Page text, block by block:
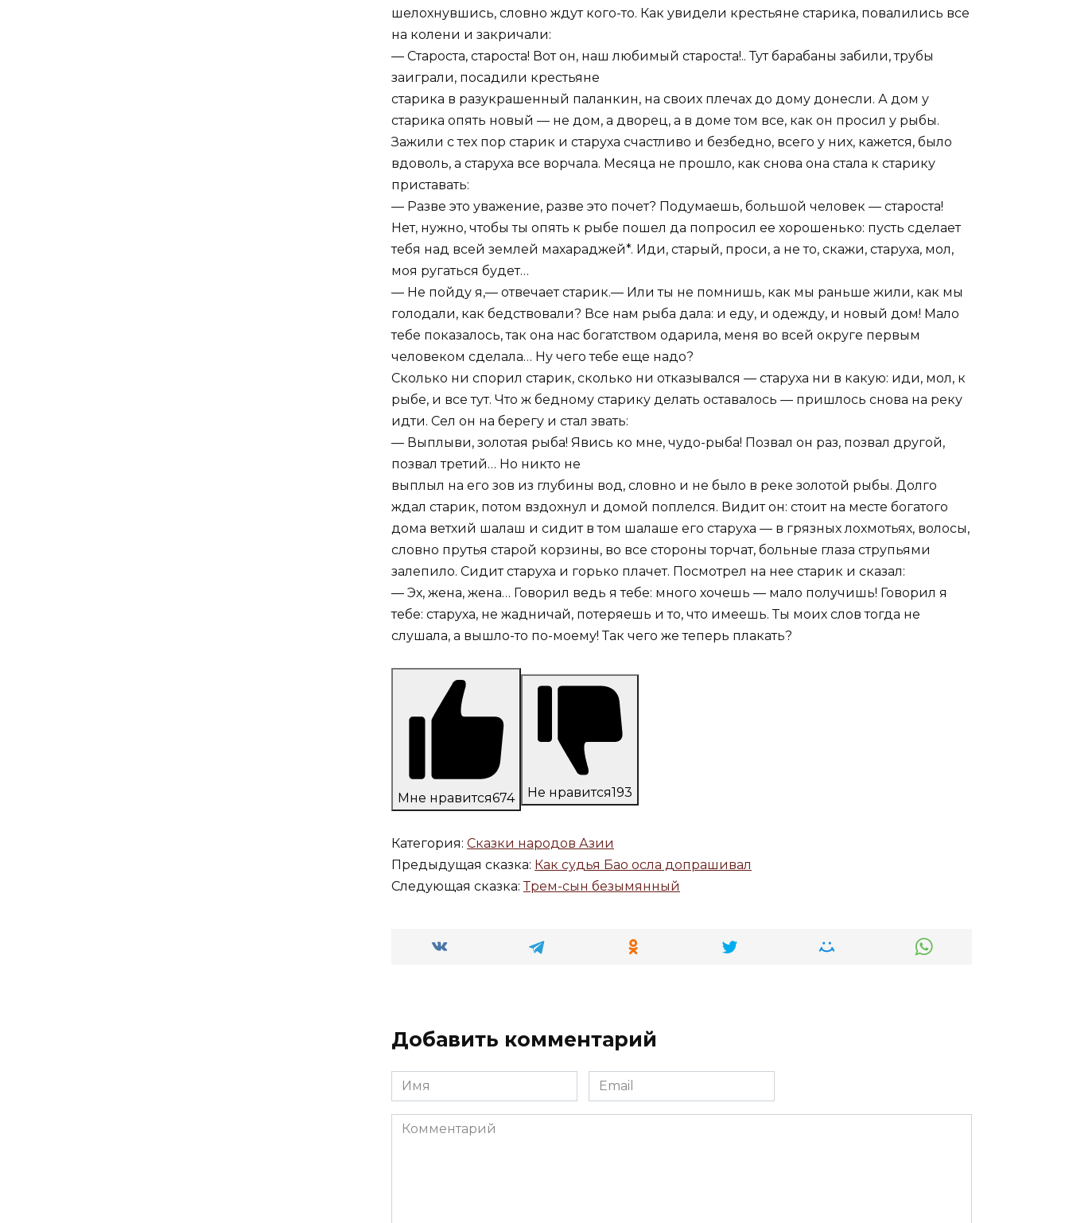
шелохнувшись, словно ждут кого-то. Как увидели крестьяне старика, повалились все
на колени и закричали:
— Староста, староста! Вот он, наш любимый староста!.. Тут барабаны забили, трубы
заиграли, посадили крестьяне
старика в разукрашенный паланкин, на своих плечах до дому донесли. А дом у
старика опять новый — не дом, а дворец, а в доме том все, как он просил у рыбы.
Зажили с тех пор старик и старуха счастливо и безбедно, всего у них, кажется, было
вдоволь, а старуха все ворчала. Месяца не прошло, как снова она стала к старику
приставать:
— Разве это уважение, разве это почет? Подумаешь, большой человек — староста!
Нет, нужно, чтобы ты опять к рыбе пошел да попросил ее хорошенько: пусть сделает
тебя над всей землей махараджей*. Иди, старый, проси, а не то, скажи, старуха, мол,
моя ругаться будет…
— Не пойду я,— отвечает старик.— Или ты не помнишь, как мы раньше жили, как мы
голодали, как бедствовали? Все нам рыба дала: и еду, и одежду, и новый дом! Мало
тебе показалось, так она нас богатством одарила, меня во всей округе первым
человеком сделала… Ну чего тебе еще надо?
Сколько ни спорил старик, сколько ни отказывался — старуха ни в какую: иди, мол, к
рыбе, и все тут. Что ж бедному старику делать оставалось — пришлось снова на реку
идти. Сел он на берегу и стал звать:
— Выплыви, золотая рыба! Явись ко мне, чудо-рыба! Позвал он раз, позвал другой,
позвал третий… Но никто не
выплыл на его зов из глубины вод, словно и не было в реке золотой рыбы. Долго
ждал старик, потом вздохнул и домой поплелся. Видит он: стоит на месте богатого
дома ветхий шалаш и сидит в том шалаше его старуха — в грязных лохмотьях, волосы,
словно прутья старой корзины, во все стороны торчат, больные глаза струпьями
залепило. Сидит старуха и горько плачет. Посмотрел на нее старик и сказал:
— Эх, жена, жена… Говорил ведь я тебе: много хочешь — мало получишь! Говорил я
тебе: старуха, не жадничай, потеряешь и то, что имеешь. Ты моих слов тогда не
слушала, а вышло-то по-моему! Так чего же теперь плакать?
Мне нравится674 Не нравится193
Категория: Сказки народов Азии
Предыдущая сказка: Как судья Бао осла допрашивал
Следующая сказка:Трем-сын безымянный
Добавить комментарий
Имя
*
Email
*
Комментарий